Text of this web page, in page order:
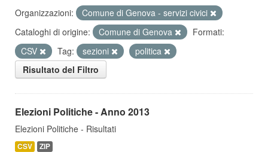
Organizzazioni:
Comune di Genova - servizi civici
Cataloghi di origine:
Comune di Genova
Formati:
CSV
Tag: sezioni
politica
Risultato del Filtro
Elezioni Politiche - Anno 2013
Elezioni Politiche - Risultati
CSV ZIP